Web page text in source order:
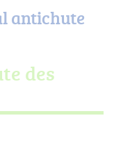
antichute
des